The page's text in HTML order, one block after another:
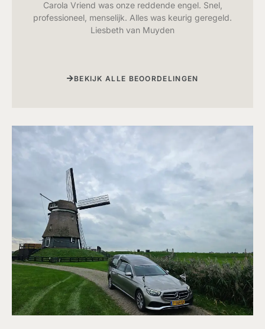
Carola Vriend was onze reddende engel. Snel,
professioneel, menselijk. Alles was keurig geregeld.
Liesbeth van Muyden
BEKIJK ALLE BEOORDELINGEN